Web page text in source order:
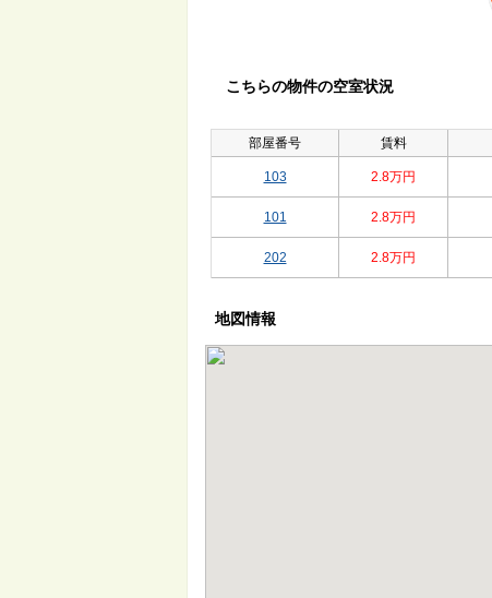
こちらの物件の空室状況
部屋番号 賃料
103 2.8万円
101 2.8万円
202 2.8万円
地図情報